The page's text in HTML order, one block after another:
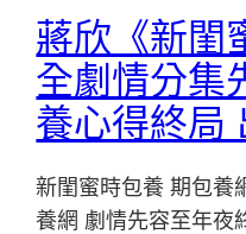
蔣欣《新閨
全劇情分集
養心得終局
新閨蜜時包養 期包養
養網 劇情先容至年夜